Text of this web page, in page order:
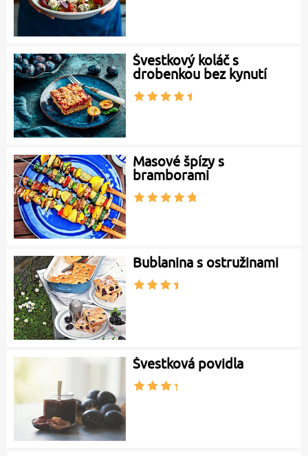
Švestkový koláč s
drobenkou bez kynutí
Masové špízy s
bramborami
Bublanina s ostružinami
Švestková povidla